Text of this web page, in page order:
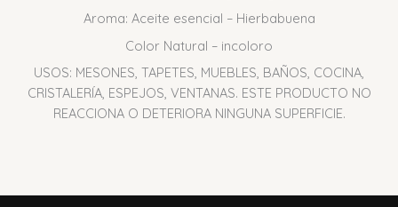
Aroma: Aceite esencial – Hierbabuena
Color Natural – incoloro
USOS: MESONES, TAPETES, MUEBLES, BAÑOS, COCINA,
CRISTALERÍA, ESPEJOS, VENTANAS. ESTE PRODUCTO NO
REACCIONA O DETERIORA NINGUNA SUPERFICIE.